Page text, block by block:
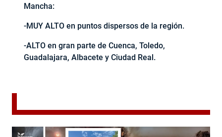
Mancha:
-MUY ALTO en puntos dispersos de la región.
-ALTO en gran parte de Cuenca, Toledo,
Guadalajara, Albacete y Ciudad Real.